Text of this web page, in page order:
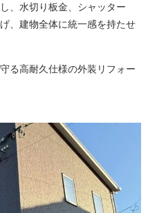
、水切り板金、シャッター
、建物全体に統一感を持たせ
る高耐久仕様の外装リフォー